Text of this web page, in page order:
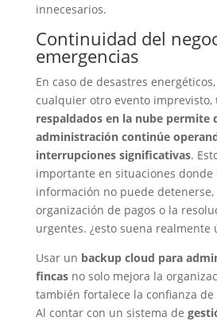
innecesarios.
Continuidad del
emergencias
En caso de desastres
cualquier otro evento imprevisto,
respaldados en la nube permite
administración continúe
interrupciones significativas.
importante en situaciones donde
información no puede detenerse,
organización de pagos o la
urgentes. ¿esto suena realmente
Usar un backup cloud para
fincas no solo mejora la
también fortalece la confianza
Al contar con un sistema de